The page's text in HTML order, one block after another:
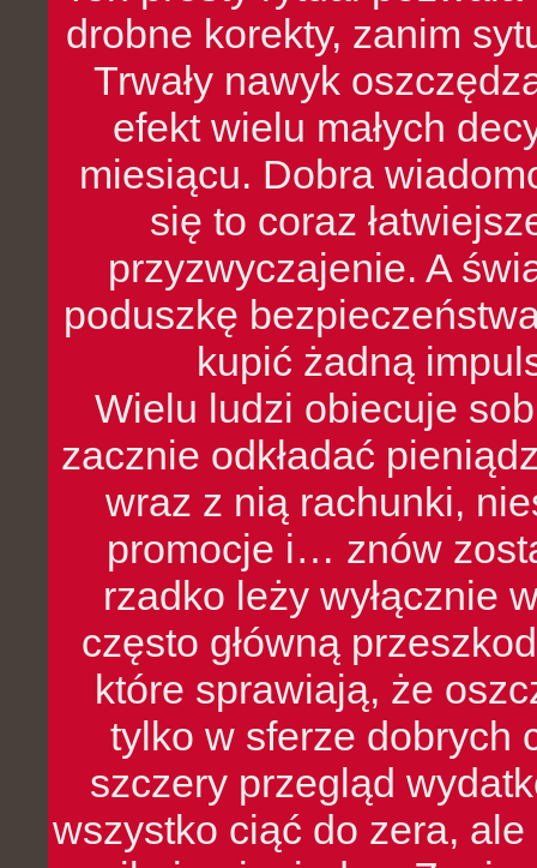
drobne korekty, zanim
Trwały nawyk
efekt wielu małych
miesiącu. Dobra
się to coraz
przyzwyczajenie. A
poduszkę
kupić żadną
Wielu ludzi obiecuje
zacznie odkładać
wraz z nią rachunki,
promocje i… znów
rzadko leży wyłącznie
często główną
które sprawiają, że
tylko w sferze dobrych
szczery przegląd
wszystko ciąć do zera,